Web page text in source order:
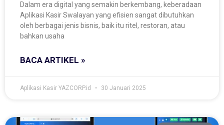
Dalam era digital yang semakin berkembang, keberadaan
Aplikasi Kasir Swalayan yang efisien sangat dibutuhkan
oleh berbagai jenis bisnis, baik itu ritel, restoran, atau
bahkan usaha
BACA ARTIKEL »
Aplikasi Kasir YAZCORP.id 30 Januari 2025